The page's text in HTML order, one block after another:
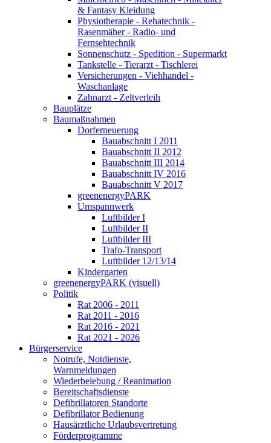
& Fantasy Kleidung
Physiotherapie - Rehatechnik -
Rasenmäher - Radio- und
Fernsehtechnik
Sonnenschutz - Spedition - Supermarkt
Tankstelle - Tierarzt - Tischlerei
Versicherungen - Viehhandel -
Waschanlage
Zahnarzt - Zeltverleih
Bauplätze
Baumaßnahmen
Dorferneuerung
Bauabschnitt I 2011
Bauabschnitt II 2012
Bauabschnitt III 2014
Bauabschnitt IV 2016
Bauabschnitt V 2017
greenenergyPARK
Umspannwerk
Luftbilder I
Luftbilder II
Luftbilder III
Trafo-Transport
Luftbilder 12/13/14
Kindergarten
greenenergyPARK (visuell)
Politik
Rat 2006 - 2011
Rat 2011 - 2016
Rat 2016 - 2021
Rat 2021 - 2026
Bürgerservice
Notrufe, Notdienste,
Warnmeldungen
Wiederbelebung / Reanimation
Bereitschaftsdienste
Defibrillatoren Standorte
Defibrillator Bedienung
Hausärztliche Urlaubsvertretung
Förderprogramme